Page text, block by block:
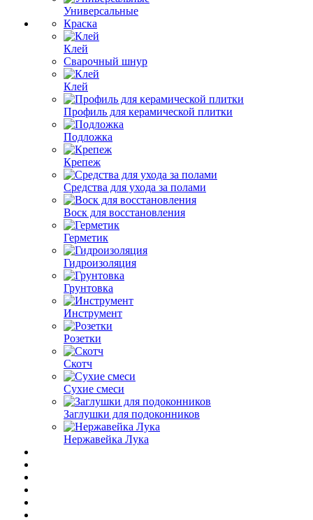
Универсальные
Краска
Клей
Сварочный шнур
Клей
Профиль для керамической плитки
Подложка
Крепеж
Средства для ухода за полами
Воск для восстановления
Герметик
Гидроизоляция
Грунтовка
Инструмент
Розетки
Скотч
Сухие смеси
Заглушки для подоконников
Нержавейка Лука